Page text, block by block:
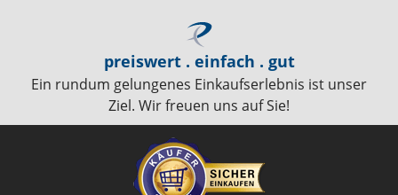
preiswert . einfach . gut
Ein rundum gelungenes Einkaufserlebnis ist unser
Ziel. Wir freuen uns auf Sie!